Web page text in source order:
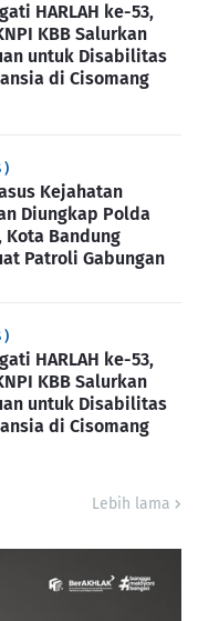
HARLAH ke-53,
KBB Salurkan
untuk Disabilitas
di Cisomang
)
Kejahatan
Diungkap Polda
Kota Bandung
Patroli Gabungan
)
HARLAH ke-53,
KBB Salurkan
untuk Disabilitas
di Cisomang
Lebih lama